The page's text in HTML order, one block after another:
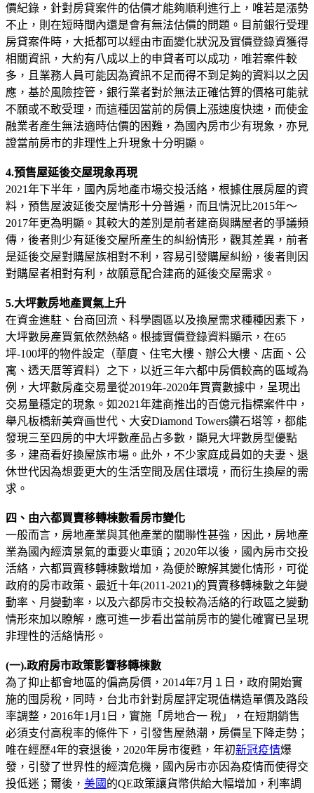
價紀錄，針對房貸案件的估價才能夠順利進行上，唯若是漲勢
不止，則在短時間內還是會有無法估價的問題。目前銀行受理
房貸案件時，大抵都可以經由市面變化狀況及實價登錄資獲得
相關資訊，大約有八成以上的申貸者可以成功，唯若案件較
多，且業務人員可能因為資訊不足而得不到足夠的資料以之因
應，基於風險控管，銀行業者對於無法正確估算的價格可能就
不願或不敢受理，而這種因當前的房價上漲速度快速，而使金
融業者產生無法適時估價的困難，為國內房市少有現象，亦見
證當前房市的非理性上升現象十分明顯。
4.預售屋延後交屋現象再現
2021年下半年，國內房地產市場交投活絡，根據住展房屋的資
料，預售屋波延後交屋情形十分普遍，而且情況比2015年～
2017年更為明顯。其較大的差別是前者建商與購屋者的爭議頻
傳，後者則少有延後交屋所產生的糾紛情形，觀其差異，前者
是延後交屋對購屋族相對不利，容易引發購屋糾紛，後者則因
對購屋者相對有利，故願意配合建商的延後交屋需求。
5.大坪數房地產買氣上升
在資金進駐、台商回流、科學園區以及換屋需求種種因素下，
大坪數房產買氣依然熱絡。根據實價登錄資料顯示，在65
坪-100坪的物件設定（華廈、住宅大樓、辦公大樓、店面、公
寓、透天厝等資料）之下，以近三年六都中房價較高的區域為
例，大坪數房產交易量從2019年-2020年買賣數據中，呈現出
交易量穩定的現象。如2021年建商推出的百億元指標案件中，
舉凡板橋新美齊画世代、大安Diamond Towers鑽石塔等，都能
發現三至四房的中大坪數產品占多數，顯見大坪數房型優點
多，建商看好換屋族市場。此外，不少家庭成員如的夫妻、退
休世代因為想要更大的生活空間及居住環境，而衍生換屋的需
求。
四、由六都買賣移轉棟數看房市變化
一般而言，房地產業與其他產業的關聯性甚強，因此，房地產
業為國內經濟景氣的重要火車頭；2020年以後，國內房市交投
活絡，六都買賣移轉棟數增加，為便於瞭解其變化情形，可從
政府的房市政策、最近十年(2011-2021)的買賣移轉棟數之年變
動率、月變動率，以及六都房市交投較為活絡的行政區之變動
情形來加以瞭解，應可進一步看出當前房市的變化確實已呈現
非理性的活絡情形。
(一).政府房市政策影響移轉棟數
為了抑止都會地區的偏高房價，2014年7月１日，政府開始實
施的囤房稅，同時，台北市針對房屋評定現值構造單價及路段
率調整，2016年1月1日，實施「房地合一 稅」，在短期銷售
必須支付高稅率的條件下，引發售屋熱潮，房價呈下降走勢；
唯在經歷4年的衰退後，2020年房市復甦，年初新冠疫情爆
發，引發了世界性的經濟危機，國內房市亦因為疫情而使得交
投低迷；爾後， 美國 的QE政策讓貨幣供給大幅增加，利率調